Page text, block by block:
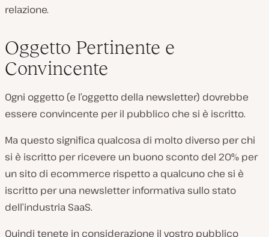
relazione.
Oggetto Pertinente e
Convincente
Ogni oggetto (e l’oggetto della newsletter) dovrebbe
essere convincente per il pubblico che si è iscritto.
Ma questo significa qualcosa di molto diverso per chi
si è iscritto per ricevere un buono sconto del 20% per
un sito di ecommerce rispetto a qualcuno che si è
iscritto per una newsletter informativa sullo stato
dell’industria SaaS.
Quindi tenete in considerazione il vostro pubblico